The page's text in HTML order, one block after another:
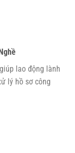
lao động lành
lý hồ sơ công